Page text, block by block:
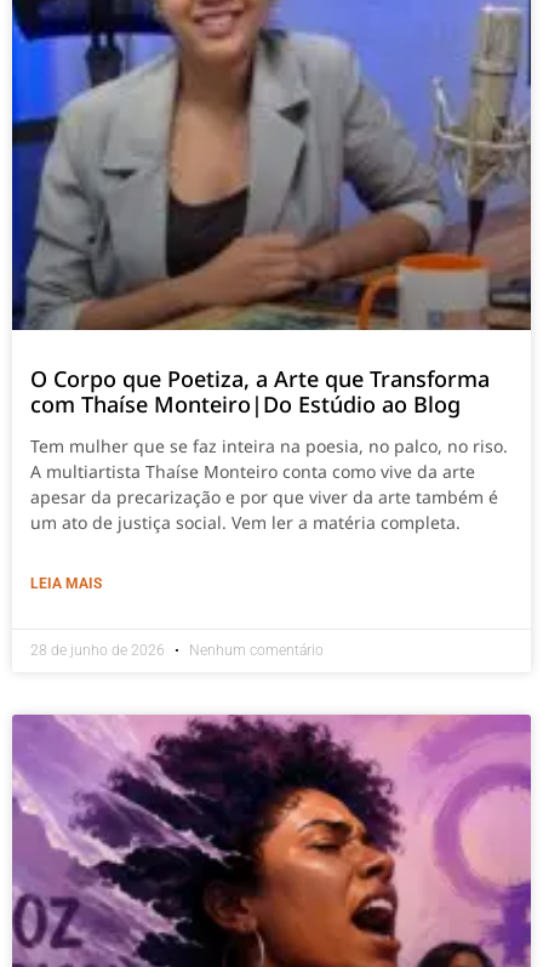
O Corpo que Poetiza, a Arte que Transforma
com Thaíse Monteiro|Do Estúdio ao Blog
Tem mulher que se faz inteira na poesia, no palco, no riso.
A multiartista Thaíse Monteiro conta como vive da arte
apesar da precarização e por que viver da arte também é
um ato de justiça social. Vem ler a matéria completa.
LEIA MAIS
28 de junho de 2026 Nenhum comentário